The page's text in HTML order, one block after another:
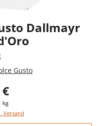
Dallmayr
Gusto
kg
Versand